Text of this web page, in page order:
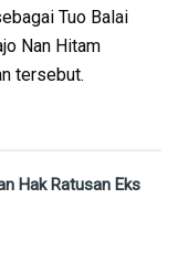
Tuo Balai
Nan Hitam
tersebut.
Hak Ratusan Eks